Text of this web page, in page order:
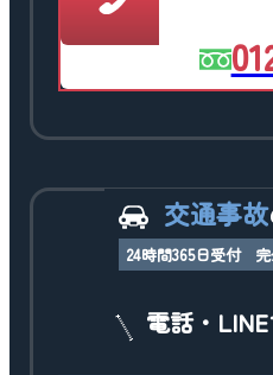
交通事故
24時間365日受付
電話・